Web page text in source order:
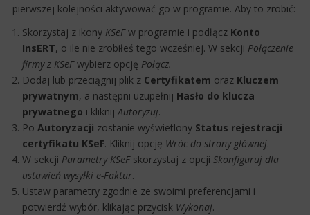
pierwszej kolejności aktywować go w programie. Aby to zrobić:
Skorzystaj z ikony KSeFw programie i podłącz Konto
InsERT, o ile nie zrobiłeś tego wcześniej. W sekcji Połączenie
firmy z KSeFwybierz opcję Połącz.
Dodaj lub przeciągnij plik z Certyfikatem oraz Kluczem
prywatnym, a następni uzupełnij Hasło do klucza
prywatnego i kliknijAutoryzuj.
Po Autoryzacji zostanie wyświetlony Status rejestracji
certyfikatu KSeF. Kliknij opcję Wróc do strony głównej.
W sekcji Parametry KSeF skorzystaj z opcji Skonfiguruj dla
ustawień wysyłki e-Faktur.
Ustaw parametry zgodnie ze swoimi preferencjami i
potwierdź wybór, klikając przycisk Wykonaj.